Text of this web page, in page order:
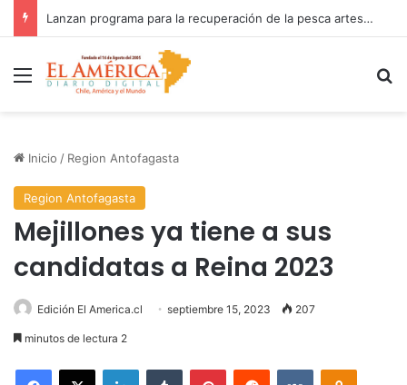
Fiscalía investiga accidente con resultado de muerte en faena minera
Menú
Inicio / Region Antofagasta
Region Antofagasta
Mejillones ya tiene a sus
candidatas a Reina 2023
Edición El America.cl septiembre 15, 2023 207
minutos de lectura 2
Facebook
X LinkedInTumblr PinterestReddit VKontakte